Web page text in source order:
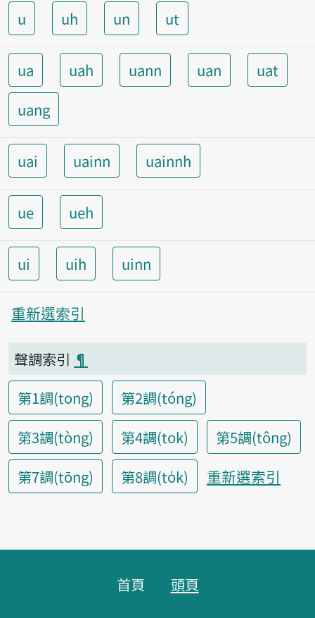
u uh un ut
ua uah uann uan
uat
uang
uai uainn uainnh
ue ueh
ui uih uinn
重新選索引
聲調索引 ¶
第1調(tong)
第2調(tóng)
第3調(tòng)
第4調(tok)
第5調(tông)
第7調(tōng)
第8調(to̍k) 重新選索引
首頁 頭頁